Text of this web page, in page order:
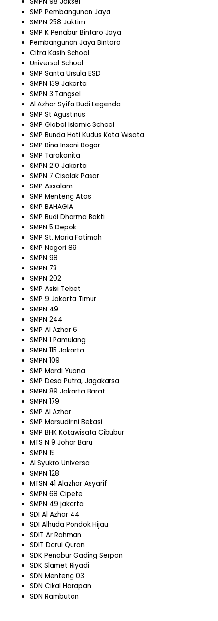
SMP Pembangunan Jaya
SMPN 258 Jaktim
SMP K Penabur Bintaro Jaya
Pembangunan Jaya Bintaro
Citra Kasih School
Universal School
SMP Santa Ursula BSD
SMPN 139 Jakarta
SMPN 3 Tangsel
Al Azhar Syifa Budi Legenda
SMP St Agustinus
SMP Global Islamic School
SMP Bunda Hati Kudus Kota Wisata
SMP Bina Insani Bogor
SMP Tarakanita
SMPN 210 Jakarta
SMPN 7 Cisalak Pasar
SMP Assalam
SMP Menteng Atas
SMP BAHAGIA
SMP Budi Dharma Bakti
SMPN 5 Depok
SMP St. Maria Fatimah
SMP Negeri 89
SMPN 98
SMPN 73
SMPN 202
SMP Asisi Tebet
SMP 9 Jakarta Timur
SMPN 49
SMPN 244
SMP Al Azhar 6
SMPN 1 Pamulang
SMPN 115 Jakarta
SMPN 109
SMP Mardi Yuana
SMP Desa Putra, Jagakarsa
SMPN 89 Jakarta Barat
SMPN 179
SMP Al Azhar
SMP Marsudirini Bekasi
SMP BHK Kotawisata Cibubur
MTS N 9 Johar Baru
SMPN 15
Al Syukro Universa
SMPN 128
MTSN 41 Alazhar Asyarif
SMPN 68 Cipete
SMPN 49 jakarta
SDI Al Azhar 44
SDI Alhuda Pondok Hijau
SDIT Ar Rahman
SDIT Darul Quran
SDK Penabur Gading Serpon
SDK Slamet Riyadi
SDN Menteng 03
SDN Cikal Harapan
SDN Rambutan